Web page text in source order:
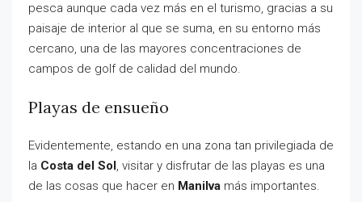
pesca aunque cada vez más en el turismo, gracias a su
paisaje de interior al que se suma, en su entorno más
cercano, una de las mayores concentraciones de
campos de golf de calidad del mundo.
Playas de ensueño
Evidentemente, estando en una zona tan privilegiada de
la Costa del Sol, visitar y disfrutar de las playas es una
de las cosas que hacer en Manilva más importantes.